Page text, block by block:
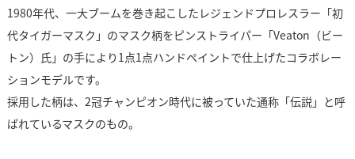
1980年代、一大ブームを巻き起こしたレジェンドプロレスラー「初
代タイガーマスク」のマスク柄をピンストライパー「Veaton（ビー
トン）氏」の手により1点1点ハンドペイントで仕上げたコラボレー
ションモデルです。
採用した柄は、2冠チャンピオン時代に被っていた通称「伝説」と呼
ばれているマスクのもの。